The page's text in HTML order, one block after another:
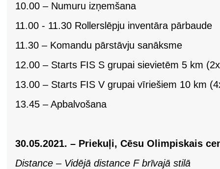
10.00 – Numuru izņemšana
11.00 - 11.30 Rollerslēpju inventāra pārbaude
11.30 – Komandu pārstāvju sanāksme
12.00 – Starts FIS S grupai sievietēm 5 km
13.00 – Starts FIS V grupai vīriešiem 10 km
13.45 – Apbalvošana
30.05.2021. – Priekuļi, Cēsu Olimpiskais
Distance – Vidējā distance F brīvajā stilā